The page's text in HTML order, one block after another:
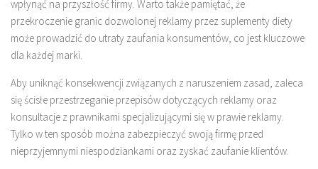
wpłynąć na przyszłość firmy. Warto także pamiętać, że
przekroczenie granic dozwolonej reklamy przez suplementy diety
może prowadzić do utraty zaufania konsumentów, co jest kluczowe
dla każdej marki.
Aby uniknąć konsekwencji związanych z naruszeniem zasad, zaleca
się ścisłe przestrzeganie przepisów dotyczących reklamy oraz
konsultacje z prawnikami specjalizującymi się w prawie reklamy.
Tylko w ten sposób można zabezpieczyć swoją firmę przed
nieprzyjemnymi niespodziankami oraz zyskać zaufanie klientów.